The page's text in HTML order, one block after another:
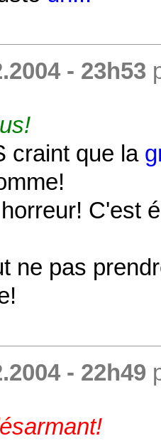
- 23h53
craint que la
C'est
ne pas
- 22h49